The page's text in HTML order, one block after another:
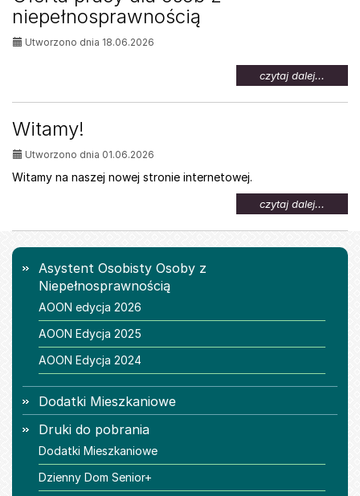
niepełnosprawnością
Utworzono dnia 18.06.2026
czytaj dalej...
temat:
Oferta
Witamy!
Utworzono dnia 01.06.2026
Witamy na naszej nowej stronie internetowej.
czytaj dalej...
temat:
Menu
Asystent Osobisty Osoby z
Niepełnosprawnością
AOON edycja 2026
AOON Edycja 2025
AOON Edycja 2024
Dodatki Mieszkaniowe
Druki do pobrania
Dodatki Mieszkaniowe
Dzienny Dom Senior+